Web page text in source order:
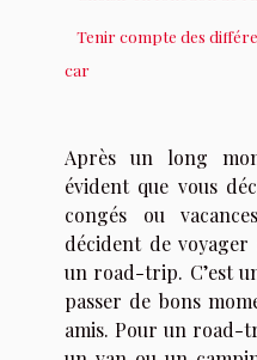
Tenir compte des
car
Après un long
évident que vous
congés ou
décident de
un road-trip. C’est
passer de bons
amis. Pour un